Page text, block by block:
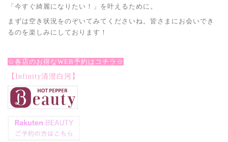
「今すぐ綺麗になりたい！」を叶えるために。
まずは空き状況をのぞいてみてくださいね。皆さまにお会いでき
るのを楽しみにしております！
☆各店のお得なWEB予約はコチラ☆
【Infinity清澄白河】